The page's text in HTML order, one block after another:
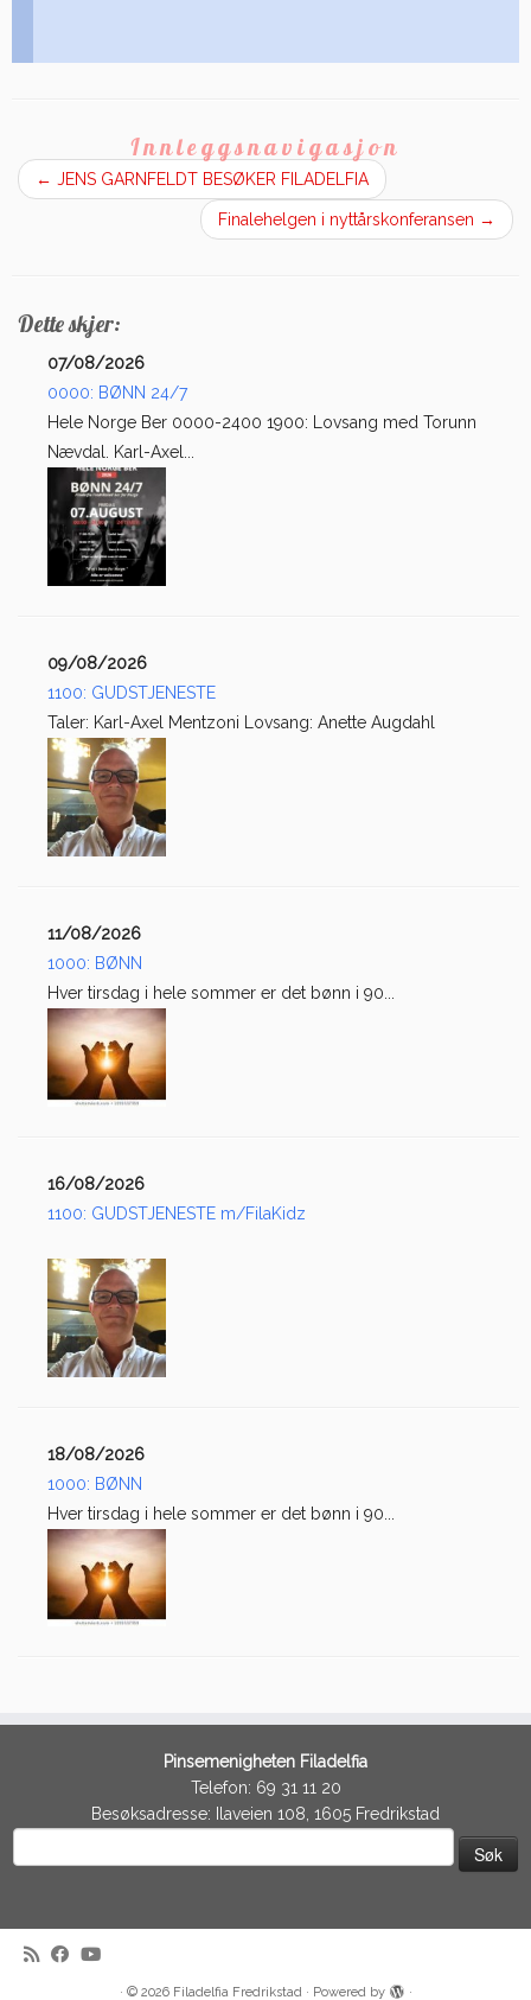
Innleggsnavigasjon
← JENS GARNFELDT BESØKER FILADELFIA
Finalehelgen i nyttårskonferansen →
Dette skjer:
07/08/2026
0000: BØNN 24/7
Hele Norge Ber 0000-2400 1900: Lovsang med Torunn
Nævdal. Karl-Axel...
09/08/2026
1100: GUDSTJENESTE
Taler: Karl-Axel Mentzoni Lovsang: Anette Augdahl
11/08/2026
1000: BØNN
Hver tirsdag i hele sommer er det bønn i 90...
16/08/2026
1100: GUDSTJENESTE m/FilaKidz
18/08/2026
1000: BØNN
Hver tirsdag i hele sommer er det bønn i 90...
Pinsemenigheten Filadelfia
Telefon: 69 31 11 20
Besøksadresse: Ilaveien 108, 1605 Fredrikstad
etter:
· © 2026 Filadelfia Fredrikstad · Powered by ·